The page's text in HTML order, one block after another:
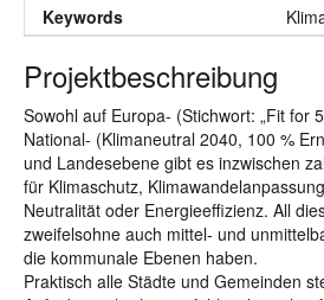
Keywords
Projektbeschreibung
Sowohl auf Europa- (Stichwort: „Fit for
National- (Klimaneutral 2040, 100 %
und Landesebene gibt es inzwischen
für Klimaschutz,
Neutralität oder Energieeffizienz. All
zweifelsohne auch mittel- und
die kommunale Ebenen haben.
Praktisch alle Städte und Gemeinden